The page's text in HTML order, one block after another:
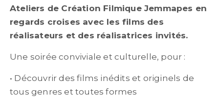
Ateliers de Création Filmique Jemmapes en
regards croises avec les films des
réalisateurs et des réalisatrices invités.
Une soirée conviviale et culturelle, pour :
• Découvrir des films inédits et originels de
tous genres et toutes formes